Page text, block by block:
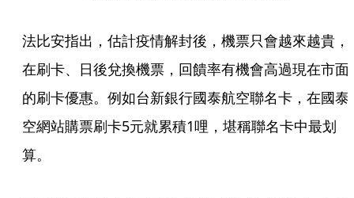
法比安指出，估計疫情解封後，機票只會越來越貴，
在刷卡、日後兌換機票，回饋率有機會高過現在市面
的刷卡優惠。例如台新銀行國泰航空聯名卡，在國泰
空網站購票刷卡5元就累積1哩，堪稱聯名卡中最划
算。